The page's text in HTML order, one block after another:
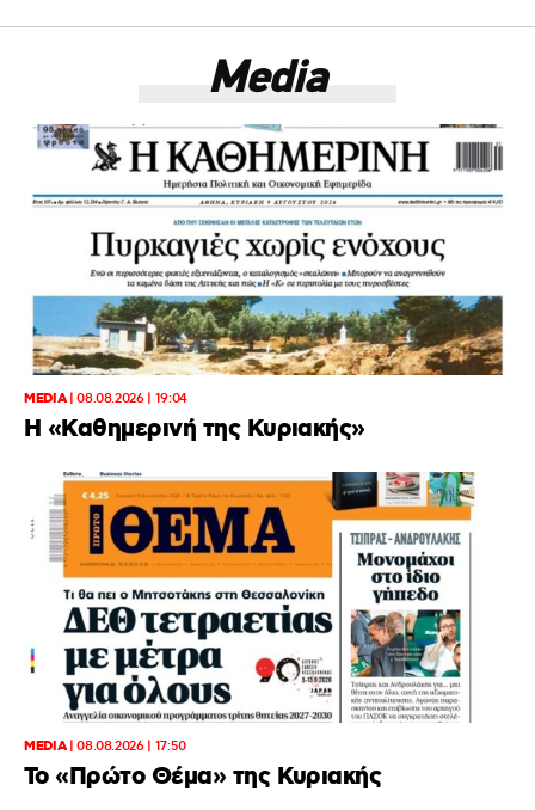
Media
MEDIA|08.08.2026 | 19:04
H «Καθημερινή της Κυριακής»
MEDIA|08.08.2026 | 17:50
Το «Πρώτο Θέμα» της Κυριακής